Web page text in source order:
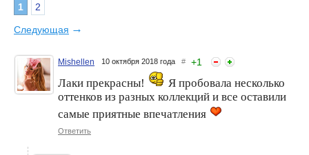
"Рябиновый"Alvin d'or. SHE-
1 2
Следующая →
Mishellen 10 октября 2018 года # +1
Лаки прекрасны!
Я пробовала несколько
оттенков из разных коллекций и все оставили
самые приятные впечатления
Ответить